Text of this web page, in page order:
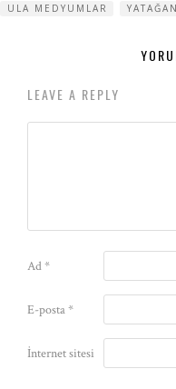
ULA MEDYUMLAR
LEAVE A REPLY
Ad*
E-posta*
İnternet sitesi